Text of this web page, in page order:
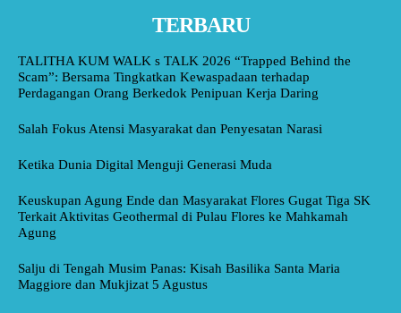
TERBARU
TALITHA KUM WALK s TALK 2026 “Trapped Behind the
Scam”: Bersama Tingkatkan Kewaspadaan terhadap
Perdagangan Orang Berkedok Penipuan Kerja Daring
Salah Fokus Atensi Masyarakat dan Penyesatan Narasi
Ketika Dunia Digital Menguji Generasi Muda
Keuskupan Agung Ende dan Masyarakat Flores Gugat Tiga SK
Terkait Aktivitas Geothermal di Pulau Flores ke Mahkamah
Agung
Salju di Tengah Musim Panas: Kisah Basilika Santa Maria
Maggiore dan Mukjizat 5 Agustus